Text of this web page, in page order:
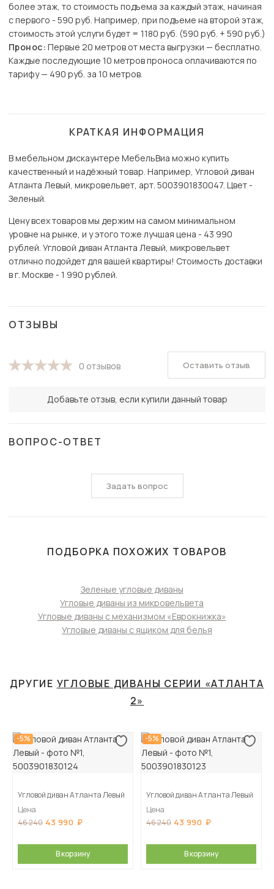
более этаж, то стоимость подъема за каждый этаж, начиная
с первого - 590 руб. Например, при подъеме на второй этаж,
стоимость этой услуги будет = 1180 руб. (590 руб. + 590 руб.)
Пронос: Первые 20 метров от места выгрузки — бесплатно.
Каждые последующие 10 метров проноса оплачиваются по
тарифу — 490 руб. за 10 метров.
КРАТКАЯ ИНФОРМАЦИЯ
В мебельном дискаунтере МебельВиа можно купить
качественный и надёжный товар. Например, Угловой диван
Атланта Левый, микровельвет, арт. 5003901830047. Цвет -
Зеленый.
Цену всех товаров мы держим на самом минимальном
уровне на рынке, и у этого тоже лучшая цена - 43 990
рублей. Угловой диван Атланта Левый, микровельвет
отлично подойдет для вашей квартиры! Стоимость доставки
в г. Москве - 1 990 рублей.
ОТЗЫВЫ
0 отзывов
Добавьте отзыв, если купили данный товар
Оставить отзыв
ВОПРОС-ОТВЕТ
Задать вопрос
ПОДБОРКА ПОХОЖИХ ТОВАРОВ
Зеленые угловые диваны
Угловые диваны из микровельвета
Угловые диваны с механизмом «Еврокнижка»
Угловые диваны с ящиком для белья
ДРУГИЕ УГЛОВЫЕ ДИВАНЫ СЕРИИ «АТЛАНТА
2»
-5%
Угловой диван Атланта Левый
Цена
46 240 43 990
В корзину
-5%
Угловой диван Атланта Левый
Цена
46 240 43 990
В корзину